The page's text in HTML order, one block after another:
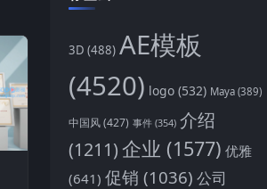
3D (488) AE模板
(4520) logo (532) Maya (389)
中国风(427) 事件 (354) 介绍
(1211)企业 (1577) 优雅
(641) 促销 (1036) 公司